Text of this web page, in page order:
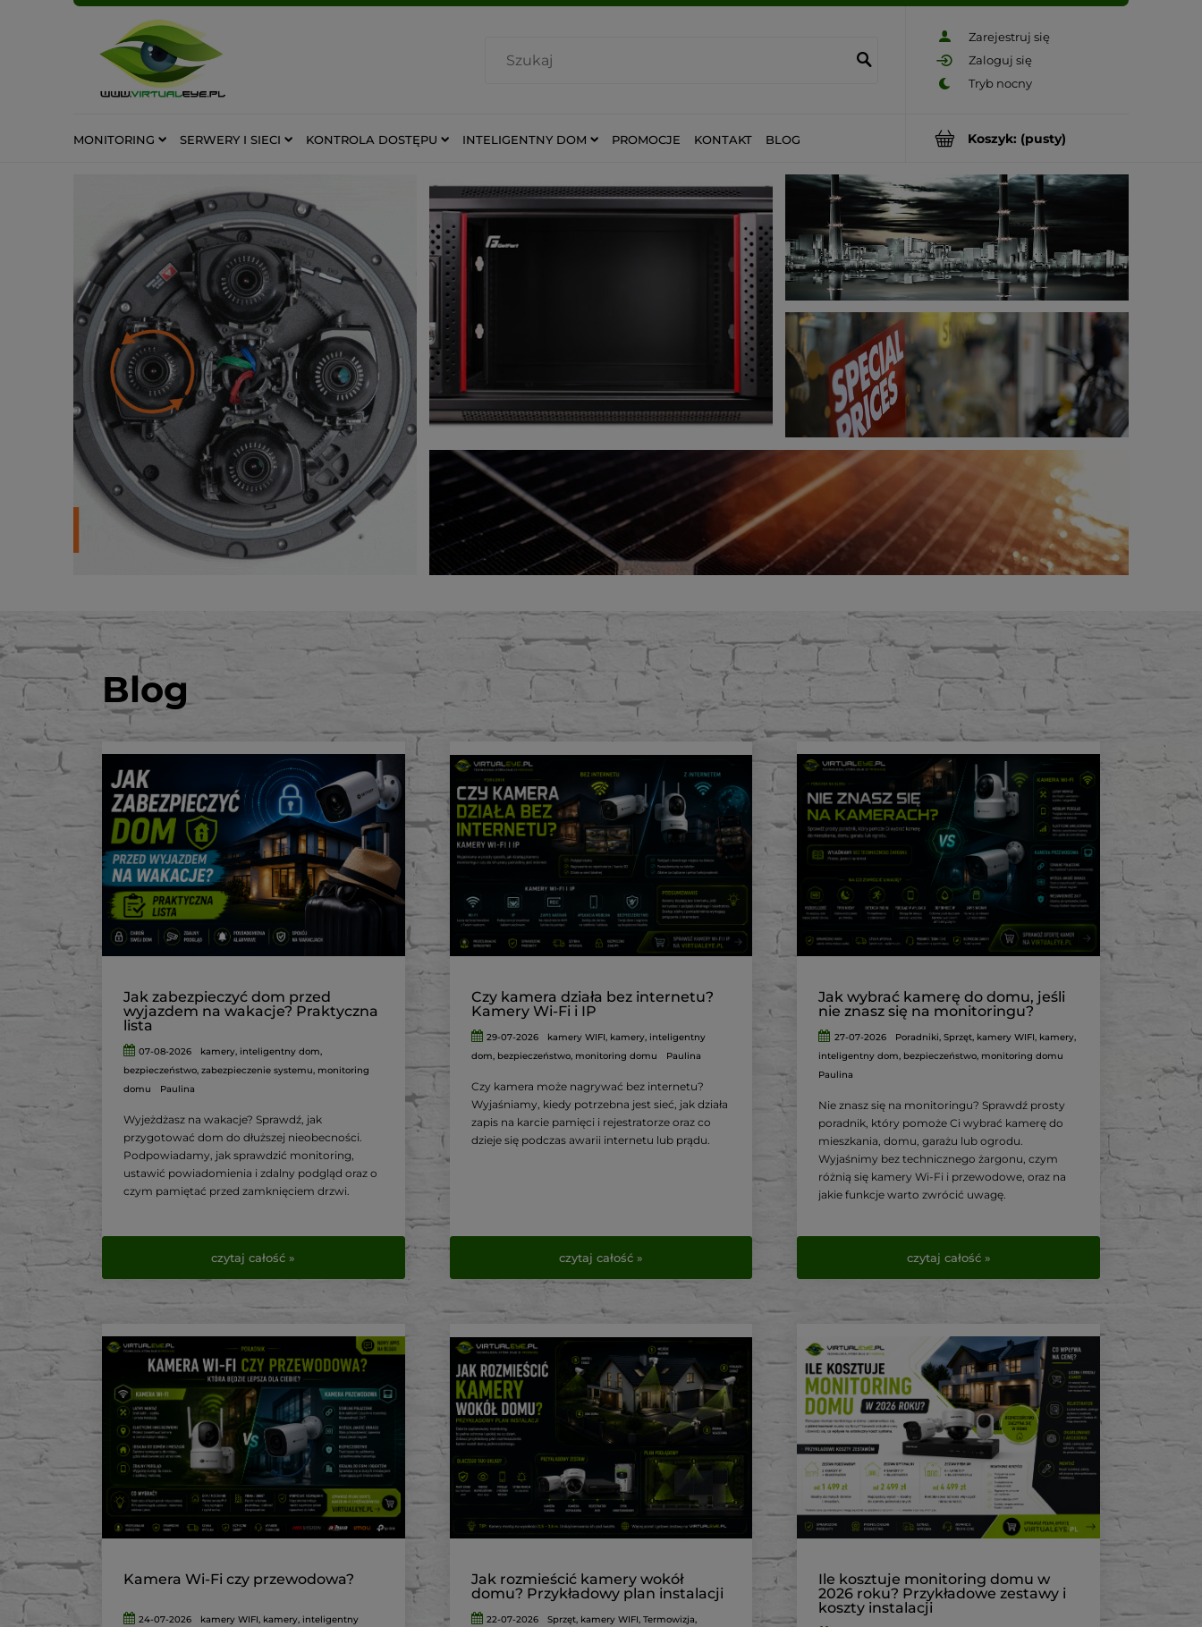
Zarejestruj się
Zaloguj się
Koszyk: (pusty)
MONITORING SERWERY I SIECI KONTROLA DOSTĘPU INTELIGENTNY DOM PROMOCJE KONTAKT BLOG
Jak zabezpieczyć dom przed
wyjazdem na wakacje? Praktyczna
lista
07-08-2026 kamery, inteligentny dom,
bezpieczeństwo, zabezpieczenie systemu, monitoring
domu
Paulina
Wyjeżdżasz na wakacje? Sprawdź, jak
przygotować dom do dłuższej nieobecności.
Podpowiadamy, jak sprawdzić monitoring,
ustawić powiadomienia i zdalny podgląd oraz o
czym pamiętać przed zamknięciem drzwi.
czytaj całość »
Czy kamera działa bez internetu?
Kamery Wi-Fi i IP
29-07-2026 kamery WIFI, kamery, inteligentny
dom, bezpieczeństwo, monitoring domu Paulina
Czy kamera może nagrywać bez internetu?
Wyjaśniamy, kiedy potrzebna jest sieć, jak działa
zapis na karcie pamięci i rejestratorze oraz co
dzieje się podczas awarii internetu lub prądu.
czytaj całość »
Jak wybrać kamerę do domu, jeśli
nie znasz się na monitoringu?
27-07-2026 Poradniki, Sprzęt, kamery WIFI, kamery,
inteligentny dom, bezpieczeństwo, monitoring domu
Paulina
Nie znasz się na monitoringu? Sprawdź prosty
poradnik, który pomoże Ci wybrać kamerę do
mieszkania, domu, garażu lub ogrodu.
Wyjaśnimy bez technicznego żargonu, czym
różnią się kamery Wi-Fi i przewodowe, oraz na
jakie funkcje warto zwrócić uwagę.
czytaj całość »
Kamera Wi-Fi czy przewodowa?
24-07-2026 kamery WIFI, kamery, inteligentny
Jak rozmieścić kamery wokół
domu? Przykładowy plan instalacji
22-07-2026 Sprzęt, kamery WIFI, Termowizja,
Ile kosztuje monitoring domu w
2026 roku? Przykładowe zestawy i
koszty instalacji